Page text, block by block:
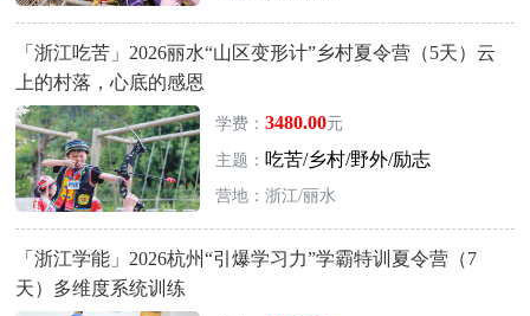
「浙江吃苦」2026丽水“山区变形计”乡村夏令营（5天）云
上的村落，心底的感恩
学费： 3480.00元
主题： 吃苦/乡村/野外/励志
营地：浙江/丽水
「浙江学能」2026杭州“引爆学习力”学霸特训夏令营（7
天）多维度系统训练